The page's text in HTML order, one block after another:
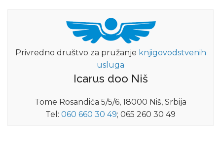
Privredno društvo za pružanje knjigovodstvenih
usluga
Icarus doo Niš
Tome Rosandića 5/5/6, 18000 Niš, Srbija
Tel: 060 660 30 49; 065 260 30 49